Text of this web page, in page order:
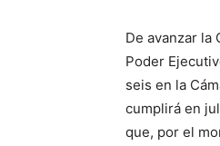
De avanzar la
Poder
seis en la
cumplirá en
que, por el